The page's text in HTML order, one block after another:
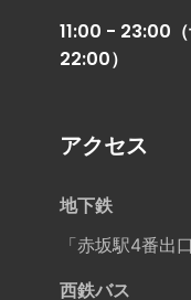
11:00 - 23:00
22:00）
アクセス
地下鉄
「赤坂駅4番出
西鉄バス